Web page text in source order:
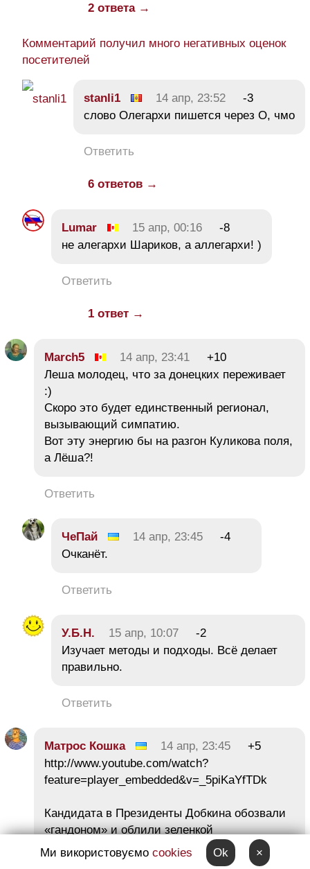
2 ответа →
Комментарий получил много негативных оценок
посетителей
stanli1 14 апр, 23:52
-3
слово Олегархи пишется через О, чмо
Ответить
6 ответов →
Lumar 15 апр, 00:16
-8
не алегархи Шариков, а аллегархи! )
Ответить
1 ответ →
March5 14 апр, 23:41
+10
Леша молодец, что за донецких переживает
:)
Скоро это будет единственный регионал,
вызывающий симпатию.
Вот эту энергию бы на разгон Куликова поля,
а Лёша?!
Ответить
ЧеПай 14 апр, 23:45
-4
Очканёт.
Ответить
У.Б.Н. 15 апр, 10:07
-2
Изучает методы и подходы. Всё делает
правильно.
Ответить
Матрос Кошка 14 апр, 23:45
+5
http://www.youtube.com/watch?
feature=player_embedded&v=_5piKaYfTDk
Кандидата в Президенты Добкина обозвали
«гандоном» и облили зеленкой
Ми використовуємо cookies Ok ×